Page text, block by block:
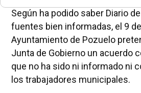
Según ha podido saber Diario
fuentes bien informadas, el 9
Ayuntamiento de Pozuelo
Junta de Gobierno un acuerdo
que no ha sido ni informado ni
los trabajadores municipales.